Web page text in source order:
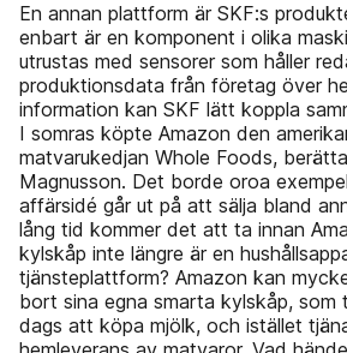
En annan plattform är SKF:s
enbart är en komponent i olika
utrustas med sensorer som håller
produktionsdata från företag över
information kan SKF lätt koppla
I somras köpte Amazon den
matvarukedjan Whole Foods,
Magnusson. Det borde oroa
affärsidé går ut på att sälja bland
lång tid kommer det att ta innan
kylskåp inte längre är en
tjänsteplattform? Amazon kan
bort sina egna smarta kylskåp, som
dags att köpa mjölk, och istället